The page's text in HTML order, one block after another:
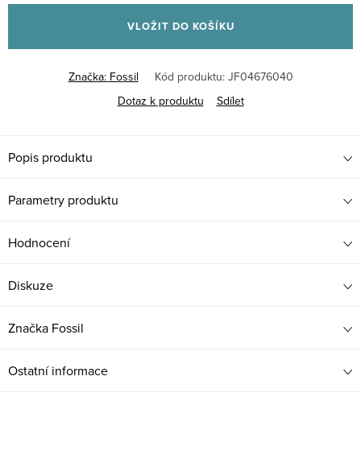
cena:
VLOŽIT DO KOŠÍKU
Značka: Fossil Kód produktu: JF04676040
Dotaz k produktu
Sdílet
Popis produktu
Parametry produktu
Hodnocení
Diskuze
Značka Fossil
Ostatní informace